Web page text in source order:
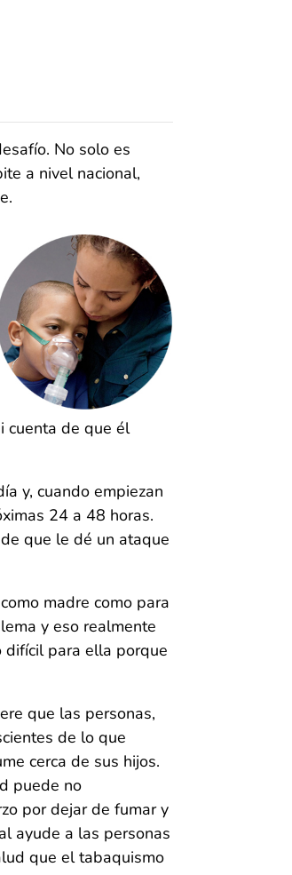
No solo es
a nivel nacional,
cuenta de que él
y, cuando empiezan
24 a 48 horas.
que le dé un ataque
madre como para
y eso realmente
difícil para ella porque
que las personas,
de lo que
cerca de sus hijos.
puede no
por dejar de fumar y
ayude a las personas
que el tabaquismo